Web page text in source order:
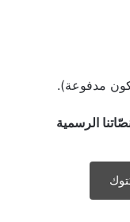
مدفوعة).
الرسمية